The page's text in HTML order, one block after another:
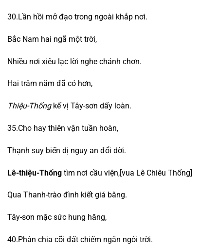
30.Lần hồi mở đạo trong ngoài khắp nơi.
Bắc Nam hai ngã một trời,
Nhiều nơi xiêu lạc lời nghe chánh chơn.
Hai trăm năm đã có hơn,
Thiệu-Thốngkế vị Tây-sơn dấy loàn.
35.Cho hay thiên vận tuần hoàn,
Thạnh suy biến dị nguy an đổi dời.
Lê-thiệu-Thống tìm nơi cầu viện,[vua Lê Chiêu Thống]
Qua Thanh-trào đình kiết giá băng.
Tây-sơn mặc sức hung hăng,
40.Phân chia cõi đất chiếm ngăn ngôi trời.